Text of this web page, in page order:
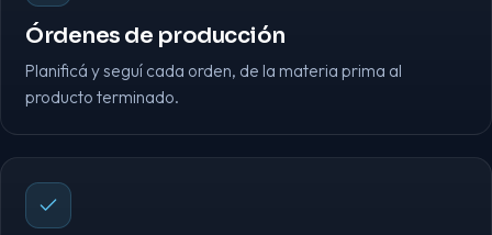
Órdenes de producción
Planificá y seguí cada orden, de la materia prima al
producto terminado.